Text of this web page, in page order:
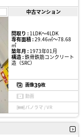
中古マンション
間取り :1LDK〜4LDK
専有面積 :29.46㎡〜78.68
㎡
築年月 :1973年01月
構造 :鉄骨鉄筋コンクリート
造（SRC）
画像39枚
動画
パノラマ / VR